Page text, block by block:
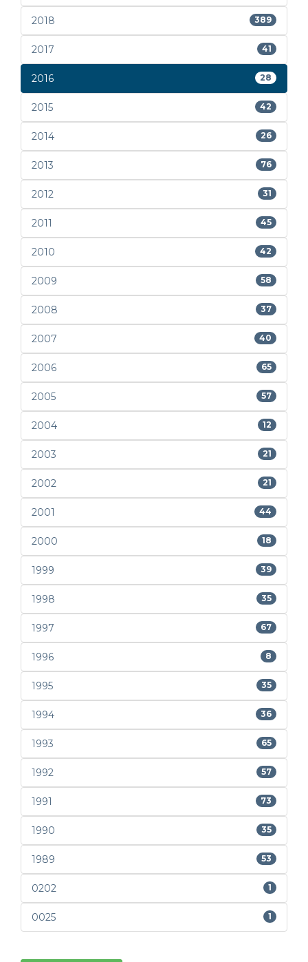
2018 389
2017 41
2016 28
2015 42
2014 26
2013 76
2012 31
2011 45
2010 42
2009 58
2008 37
2007 40
2006 65
2005 57
2004 12
2003 21
2002 21
2001 44
2000 18
1999 39
1998 35
1997 67
1996 8
1995 35
1994 36
1993 65
1992 57
1991 73
1990 35
1989 53
0202 1
0025 1